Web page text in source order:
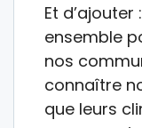
Et
ensemble
nos
connaître
que leurs